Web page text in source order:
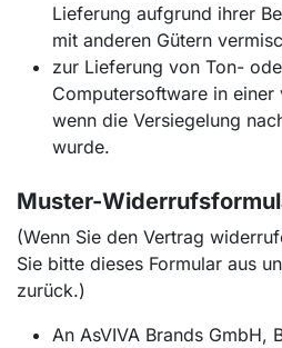
Lieferung aufgrund ihrer
mit anderen Gütern
zur Lieferung von Ton-
Computersoftware in einer
wenn die Versiegelung
wurde.
Muster-
(Wenn Sie den Vertrag
Sie bitte dieses Formular aus
zurück.)
An AsVIVA Brands GmbH,